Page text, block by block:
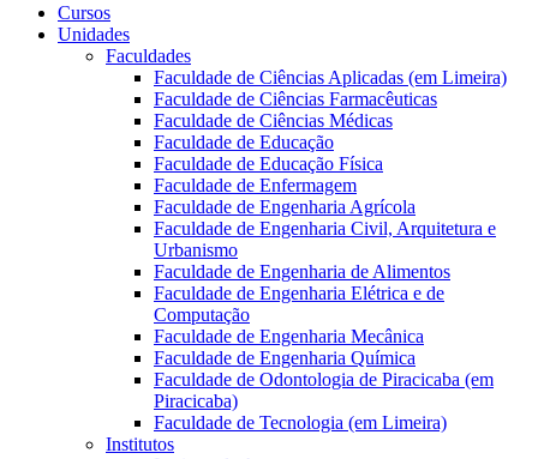
Cursos
Unidades
Faculdades
Faculdade de Ciências Aplicadas (em Limeira)
Faculdade de Ciências Farmacêuticas
Faculdade de Ciências Médicas
Faculdade de Educação
Faculdade de Educação Física
Faculdade de Enfermagem
Faculdade de Engenharia Agrícola
Faculdade de Engenharia Civil, Arquitetura e
Urbanismo
Faculdade de Engenharia de Alimentos
Faculdade de Engenharia Elétrica e de
Computação
Faculdade de Engenharia Mecânica
Faculdade de Engenharia Química
Faculdade de Odontologia de Piracicaba (em
Piracicaba)
Faculdade de Tecnologia (em Limeira)
Institutos